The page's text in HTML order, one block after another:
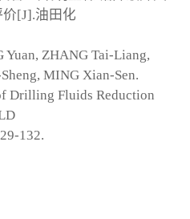
[J].油田化
ZHANG Tai-Liang,
MING Xian-Sen.
Drilling Fluids Reduction
132.